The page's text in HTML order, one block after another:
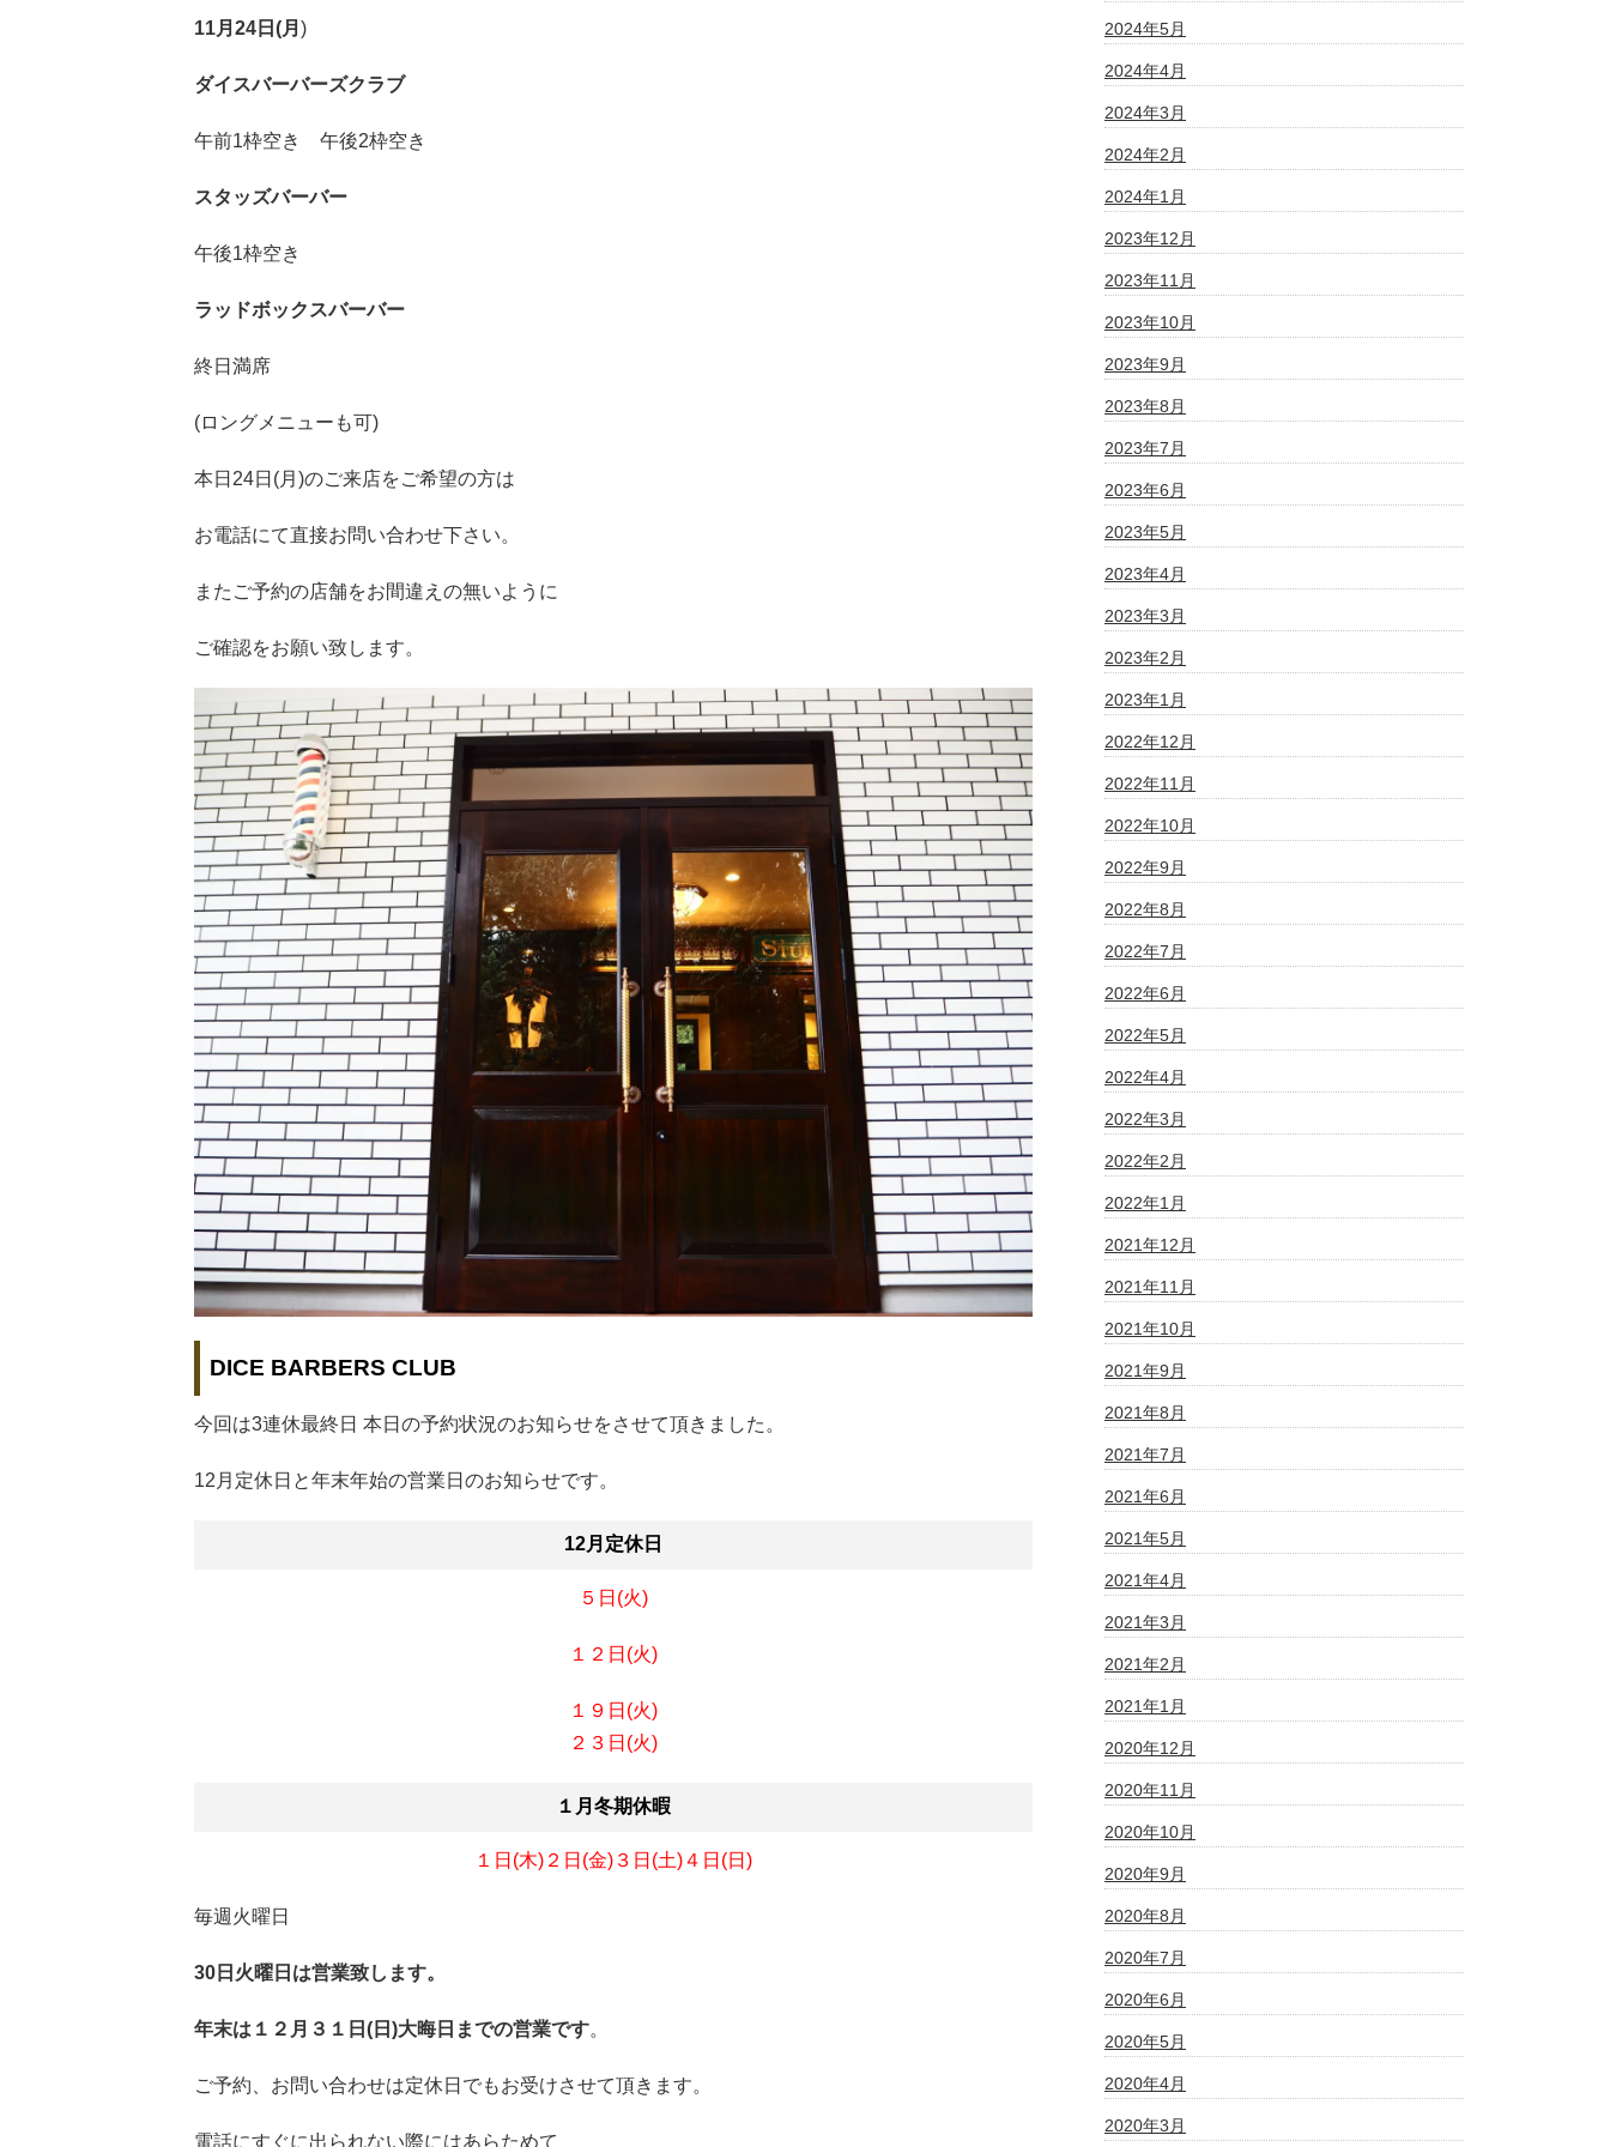
11月24日(月 )
ダイ スバーバーズクラブ
午前1枠空き 午後2枠空き
スタッズバーバー
午後1枠空き
ラッドボックスバーバー
終日満席
(ロングメニューも可)
本日24日(月)のご来店をご希望の方は
お電話にて直接お問い合わせ下さい。
またご予約の店舗をお間違えの無いよう‏に
ご確認をお願い致します。
DICE BARBERS CLUB
今回は3連休最終日 本日の予約状況のお知らせをさせて頂きました。
12月定休日と年末年始の営業日のお知らせです。
12月定休日
５日(火)
１２日(火)
１９日(火)
２３日(火)
１月冬期休暇
１日(木) ２日(金) ３日(土)４日(日)
毎週火曜日
30日火曜日は営業致します。
年末は１２月３１日(日)大晦日までの営業です。
ご予約、お問い合わせは定休日でもお受けさせて頂きます。
電話にすぐに出られない際にはあらためて
2024年5月
2024年4月
2024年3月
2024年2月
2024年1月
2023年12月
2023年11月
2023年10月
2023年9月
2023年8月
2023年7月
2023年6月
2023年5月
2023年4月
2023年3月
2023年2月
2023年1月
2022年12月
2022年11月
2022年10月
2022年9月
2022年8月
2022年7月
2022年6月
2022年5月
2022年4月
2022年3月
2022年2月
2022年1月
2021年12月
2021年11月
2021年10月
2021年9月
2021年8月
2021年7月
2021年6月
2021年5月
2021年4月
2021年3月
2021年2月
2021年1月
2020年12月
2020年11月
2020年10月
2020年9月
2020年8月
2020年7月
2020年6月
2020年5月
2020年4月
2020年3月